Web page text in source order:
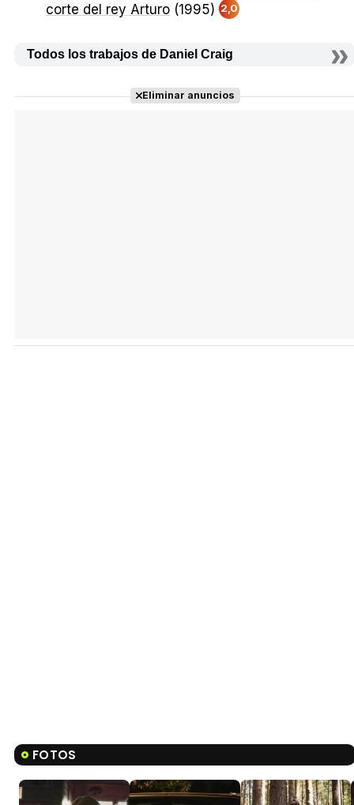
corte del rey Arturo (1995) 2,0
Todos los trabajos de Daniel Craig
Eliminar anuncios
FOTOS